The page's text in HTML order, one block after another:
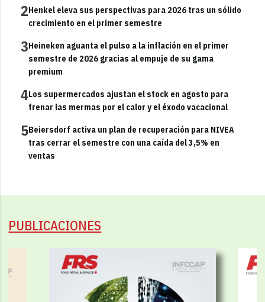
2Henkel eleva sus perspectivas para 2026 tras un sólido
crecimiento en el primer semestre
3Heineken aguanta el pulso a la inflación en el primer
semestre de 2026 gracias al empuje de su gama
premium
4Los supermercados ajustan el stock en agosto para
frenar las mermas por el calor y el éxodo vacacional
5Beiersdorf activa un plan de recuperación para NIVEA
tras cerrar el semestre con una caída del 3,5% en
ventas
PUBLICACIONES